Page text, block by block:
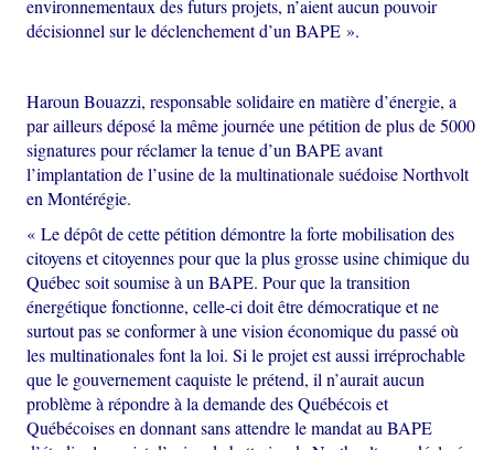
environnementaux des futurs projets, n’aient aucun pouvoir
décisionnel sur le déclenchement d’un BAPE ».
Haroun Bouazzi, responsable solidaire en matière d’énergie, a
par ailleurs déposé la même journée une pétition de plus de 5000
signatures pour réclamer la tenue d’un BAPE avant
l’implantation de l’usine de la multinationale suédoise Northvolt
en Montérégie.
« Le dépôt de cette pétition démontre la forte mobilisation des
citoyens et citoyennes pour que la plus grosse usine chimique du
Québec soit soumise à un BAPE. Pour que la transition
énergétique fonctionne, celle-ci doit être démocratique et ne
surtout pas se conformer à une vision économique du passé où
les multinationales font la loi. Si le projet est aussi irréprochable
que le gouvernement caquiste le prétend, il n’aurait aucun
problème à répondre à la demande des Québécois et
Québécoises en donnant sans attendre le mandat au BAPE